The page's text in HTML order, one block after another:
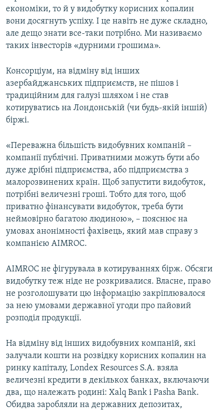
економіки, то й у видобутку корисних копалин
вони досягнуть успіху. І це навіть не дуже складно,
але дещо знати все-таки потрібно. Ми називаємо
таких інвесторів «дурними грошима».
Консорціум, на відміну від інших
азербайджанських підприємств, не пішов і
традиційним для галузі шляхом і не став
котируватись на Лондонській (чи будь-якій іншій)
біржі.
«Переважна більшість видобувних компаній –
компанії публічні. Приватними можуть бути або
дуже дрібні підприємства, або підприємства з
малорозвинених країн. Щоб запустити видобуток,
потрібні величезні гроші. Тобто для того, щоб
приватно фінансувати видобуток, треба бути
неймовірно багатою людиною», – пояснює на
умовах анонімності фахівець, який мав справу з
компанією AIMROC.
AIMROC не фігурувала в котируваннях бірж. Обсяги
видобутку теж ніде не розкривалися. Власне, право
не розголошувати цю інформацію закріплювалося
за нею умовами державної угоди про пайовий
розподіл продукції.
На відміну від інших видобувних компаній, які
залучали кошти на розвідку корисних копалин на
ринку капіталу, Londex Resources S.A. взяла
величезні кредити в декількох банках, включаючи
два, що належать родині: Xalq Bank і Pasha Bank.
Обидва заробляли на державних депозитах,